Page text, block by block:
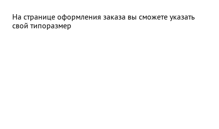
На странице оформления заказа вы сможете указать
свой типоразмер